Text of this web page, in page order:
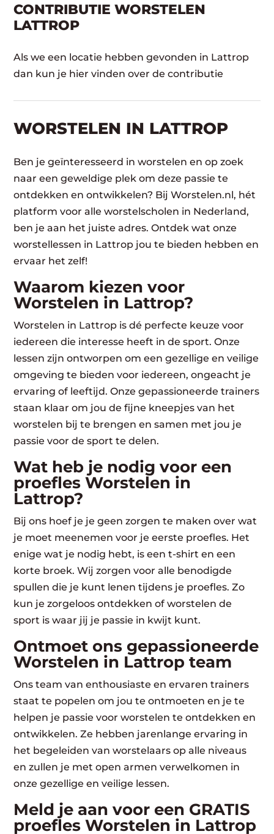
CONTRIBUTIE WORSTELEN
LATTROP
Als we een locatie hebben gevonden in Lattrop
dan kun je hier vinden over de contributie
WORSTELEN​ IN LATTROP
Ben je geïnteresseerd in worstelen en op zoek
naar een geweldige plek om deze passie te
ontdekken en ontwikkelen? Bij Worstelen.nl, hét
platform voor alle worstelscholen in Nederland,
ben je aan het juiste adres. Ontdek wat onze
worstellessen in Lattrop jou te bieden hebben en
ervaar het zelf!
Waarom kiezen voor
Worstelen in Lattrop?
Worstelen in Lattrop is dé perfecte keuze voor
iedereen die interesse heeft in de sport. Onze
lessen zijn ontworpen om een gezellige en veilige
omgeving te bieden voor iedereen, ongeacht je
ervaring of leeftijd. Onze gepassioneerde trainers
staan klaar om jou de fijne kneepjes van het
worstelen bij te brengen en samen met jou je
passie voor de sport te delen.
Wat heb je nodig voor een
proefles Worstelen in
Lattrop?
Bij ons hoef je je geen zorgen te maken over wat
je moet meenemen voor je eerste proefles. Het
enige wat je nodig hebt, is een t-shirt en een
korte broek. Wij zorgen voor alle benodigde
spullen die je kunt lenen tijdens je proefles. Zo
kun je zorgeloos ontdekken of worstelen de
sport is waar jij je passie in kwijt kunt.
Ontmoet ons gepassioneerde
Worstelen in Lattrop team
Ons team van enthousiaste en ervaren trainers
staat te popelen om jou te ontmoeten en je te
helpen je passie voor worstelen te ontdekken en
ontwikkelen. Ze hebben jarenlange ervaring in
het begeleiden van worstelaars op alle niveaus
en zullen je met open armen verwelkomen in
onze gezellige en veilige lessen.
Meld je aan voor een GRATIS
proefles Worstelen in Lattrop